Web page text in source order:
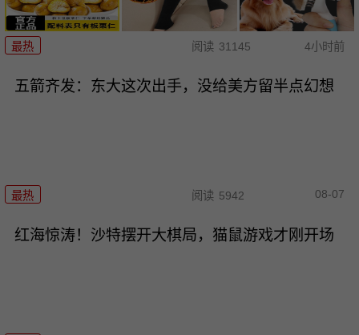
最热 阅读 31145 4小时前
五箭齐发：东大这次出手，没给美方留半点幻想
最热 阅读 5942 08-07
红海惊涛！沙特摆开大棋局，猫鼠游戏才刚开场